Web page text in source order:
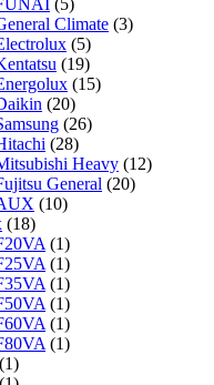
Climate (3)
(5)
(19)
(15)
(20)
(26)
(28)
Heavy (12)
General (20)
(10)
(18)
(1)
(1)
(1)
(1)
(1)
(1)
(1)